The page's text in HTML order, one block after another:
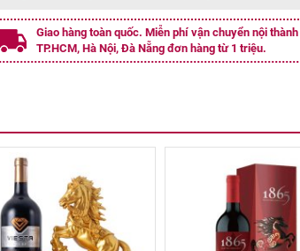
Giao hàng toàn quốc. Miễn phí vận chuyển nội thành
TP.HCM, Hà Nội, Đà Nẵng đơn hàng từ 1 triệu.